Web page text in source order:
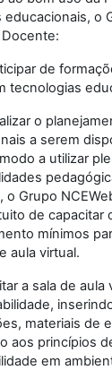
educacionais, o
de
tecnologias
o
a serem
a utilizar
o Grupo
de capacitar
mínimos
aula virtual.
a sala de aula
materiais de
aos princípios
em